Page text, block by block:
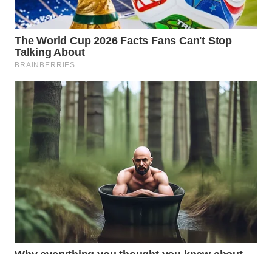
WN
TANJUNG
LESUNG
WN
KARO
WN
SIMALUNGUN
WN
LABUHANBATU
WN
TAPANULI
TENGAH